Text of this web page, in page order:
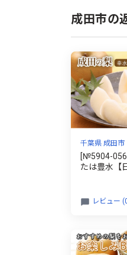
成田市の
千葉県 成田市
[№5904-
たは豊水【
梨 季節の
物 旬のフル
レビュー